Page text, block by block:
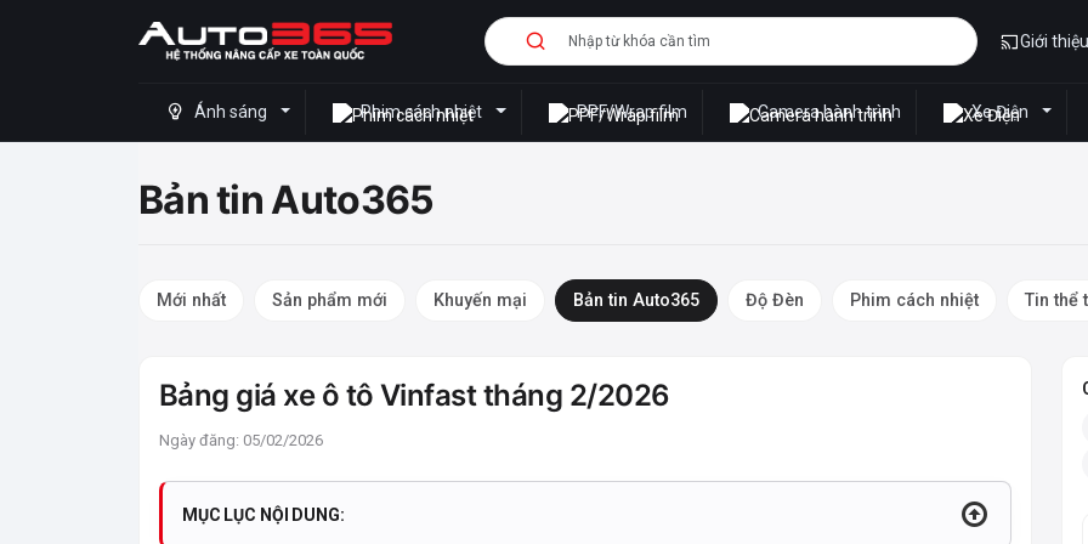
Giới thiệu
Ánh sáng Phim cách nhiệt PPF/Wrap film Camera hành trình Xe Điện
Bản tin Auto365
Mới nhất Sản phẩm mới Khuyến mại Bản tin Auto365 Độ Đèn Phim cách nhiệt Tin thể
Bảng giá xe ô tô Vinfast tháng 2/2026
Ngày đăng: 05/02/2026
MỤC LỤC NỘI DUNG: